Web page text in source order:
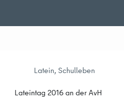
Latein, Schulleben
Lateintag 2016 an der AvH